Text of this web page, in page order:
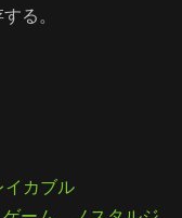
る。
イカブル